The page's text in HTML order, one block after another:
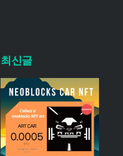
최신글